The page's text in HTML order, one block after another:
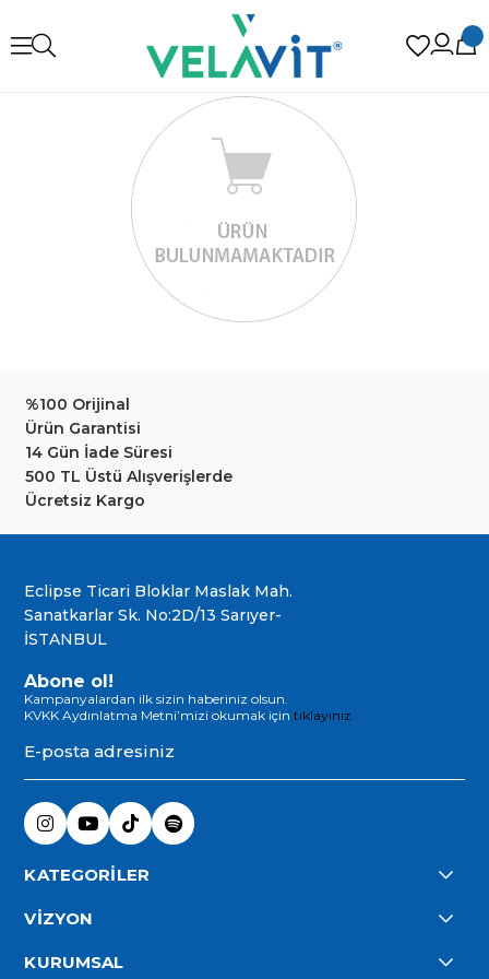
%100 Orijinal
Ürün Garantisi
14 Gün İade Süresi
500 TL Üstü Alışverişlerde
Ücretsiz Kargo
Eclipse Ticari Bloklar Maslak Mah.
Sanatkarlar Sk. No:2D/13 Sarıyer-
İSTANBUL
Abone ol!
Kampanyalardan ilk sizin haberiniz olsun.
KVKK Aydınlatma Metni’mizi okumak içintıklayınız
KATEGORİLER
VİZYON
KURUMSAL